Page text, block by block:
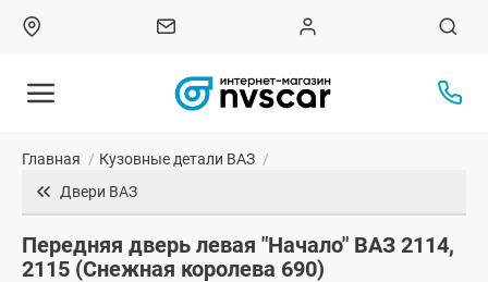
Главная / Кузовные детали ВАЗ /
Двери ВАЗ
Передняя дверь левая "Начало" ВАЗ 2114,
2115 (Снежная королева 690)